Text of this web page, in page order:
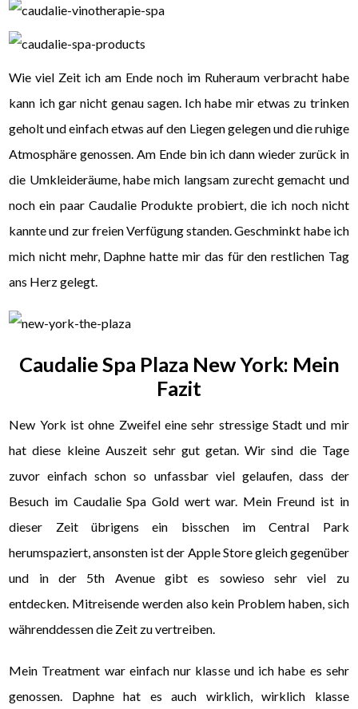
Wie viel Zeit ich am Ende noch im Ruheraum verbracht habe
kann ich gar nicht genau sagen. Ich habe mir etwas zu trinken
geholt und einfach etwas auf den Liegen gelegen und die ruhige
Atmosphäre genossen. Am Ende bin ich dann wieder zurück in
die Umkleideräume, habe mich langsam zurecht gemacht und
noch ein paar Caudalie Produkte probiert, die ich noch nicht
kannte und zur freien Verfügung standen. Geschminkt habe ich
mich nicht mehr, Daphne hatte mir das für den restlichen Tag
ans Herz gelegt.
Caudalie Spa Plaza New York: Mein
Fazit
New York ist ohne Zweifel eine sehr stressige Stadt und mir
hat diese kleine Auszeit sehr gut getan. Wir sind die Tage
zuvor einfach schon so unfassbar viel gelaufen, dass der
Besuch im Caudalie Spa Gold wert war. Mein Freund ist in
dieser Zeit übrigens ein bisschen im Central Park
herumspaziert, ansonsten ist der Apple Store gleich gegenüber
und in der 5th Avenue gibt es sowieso sehr viel zu
entdecken. Mitreisende werden also kein Problem haben, sich
währenddessen die Zeit zu vertreiben.
Mein Treatment war einfach nur klasse und ich habe es sehr
genossen. Daphne hat es auch wirklich, wirklich klasse